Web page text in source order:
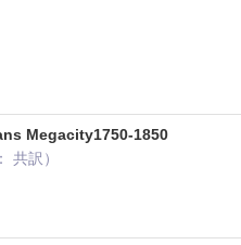
Megacity1750-1850
共訳）